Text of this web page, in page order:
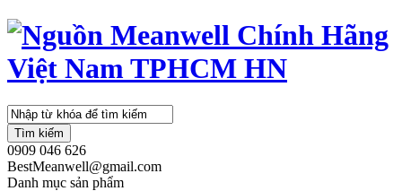
Tìm kiếm
0909 046 626
BestMeanwell@gmail.com
Danh mục sản phẩm